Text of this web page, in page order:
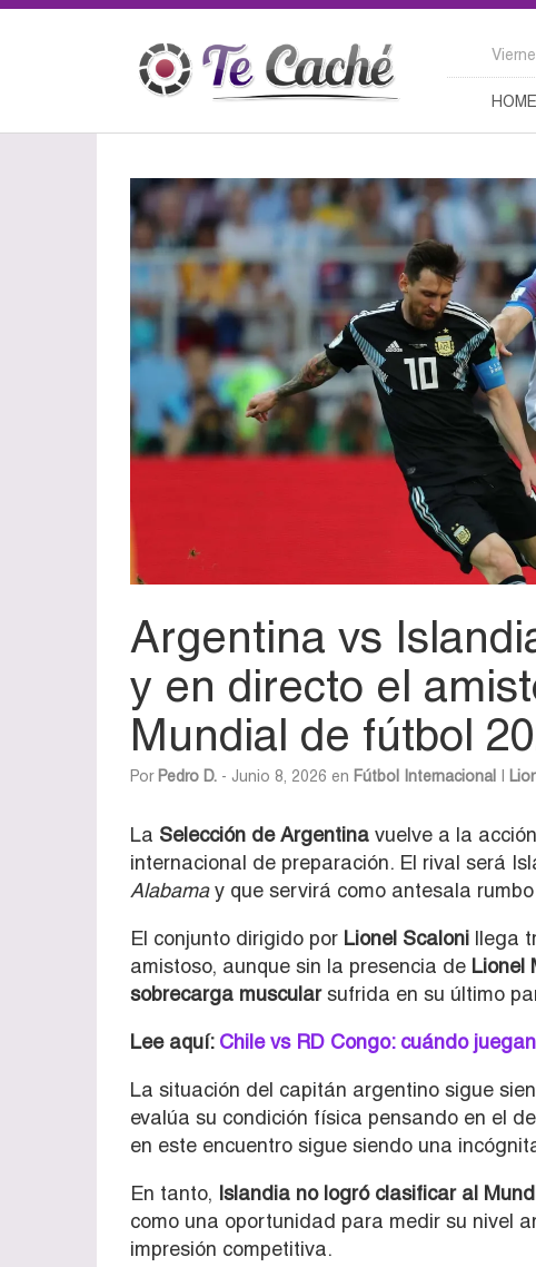
HOME
Argentina vs
y en directo el
Mundial de fútbol
Por Pedro D. - Junio 8, 2026 en Fútbol Internacional
La Selección de Argentina vuelve a la
internacional de preparación. El rival será
Alabamay que servirá como antesala
El conjunto dirigido por Lionel Scaloni llega
amistoso, aunque sin la presencia de Lionel
sobrecarga muscularsufrida en su último
Lee aquí:Chile vs RD Congo: cuándo
La situación del capitán argentino sigue
evalúa su condición física pensando en el
en este encuentro sigue siendo una
En tanto, Islandia no logró clasificar al
como una oportunidad para medir su nivel
impresión competitiva.